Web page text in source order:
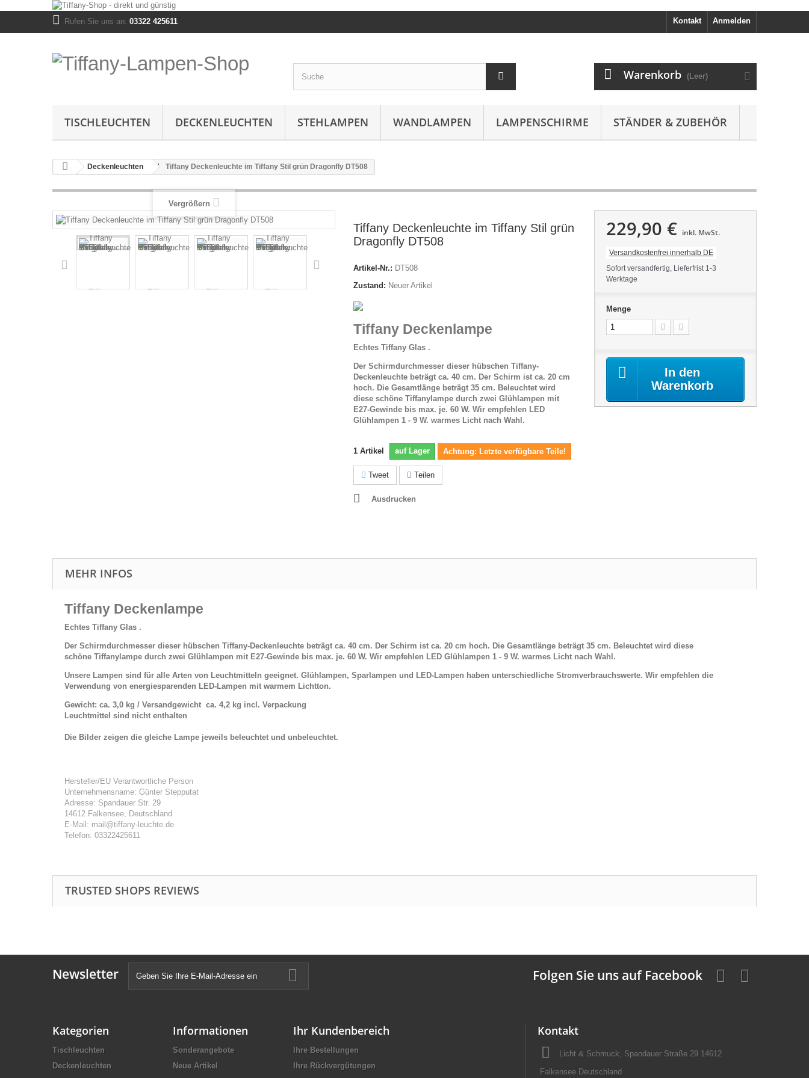
Anmelden
Kontakt
Rufen Sie uns an: 03322 425611
Warenkorb (Leer)
TISCHLEUCHTEN DECKENLEUCHTEN STEHLAMPEN WANDLAMPEN LAMPENSCHIRME STÄNDER & ZUBEHÖR
Deckenleuchten Tiffany Deckenleuchte im Tiffany Stil grün Dragonfly DT508
Vergrößern
Tiffany Deckenleuchte im Tiffany Stil grün
Dragonfly DT508
Artikel-Nr.: DT508
Zustand: Neuer Artikel
Tiffany Deckenlampe
Echtes Tiffany Glas .
Der Schirmdurchmesser dieser hübschen Tiffany-
Deckenleuchte beträgt ca. 40 cm. Der Schirm ist ca. 20 cm
hoch. Die Gesamtlänge beträgt 35 cm. Beleuchtet wird
diese schöne Tiffanylampe durch zwei Glühlampen mit
E27-Gewinde bis max. je. 60 W. Wir empfehlen LED
Glühlampen 1 - 9 W. warmes Licht nach Wahl.
1 Artikel auf Lager Achtung: Letzte verfügbare Teile!
Tweet Teilen
Ausdrucken
229,90 € inkl. MwSt.
Versandkostenfrei innerhalb DE
Sofort versandfertig, Lieferfrist 1-3
Werktage
Menge
In den
Warenkorb
MEHR INFOS
Tiffany Deckenlampe
Echtes Tiffany Glas .
Der Schirmdurchmesser dieser hübschen Tiffany-Deckenleuchte beträgt ca. 40 cm. Der Schirm ist ca. 20 cm hoch. Die Gesamtlänge beträgt 35 cm. Beleuchtet wird diese
schöne Tiffanylampe durch zwei Glühlampen mit E27-Gewinde bis max. je. 60 W. Wir empfehlen LED Glühlampen 1 - 9 W. warmes Licht nach Wahl.
Unsere Lampen sind für alle Arten von Leuchtmitteln geeignet. Glühlampen, Sparlampen und LED-Lampen haben unterschiedliche Stromverbrauchswerte. Wir empfehlen die
Verwendung von energiesparenden LED-Lampen mit warmem Lichtton.
Gewicht: ca. 3,0 kg / Versandgewicht ca. 4,2 kg incl. Verpackung
Leuchtmittel sind nicht enthalten
Die Bilder zeigen die gleiche Lampe jeweils beleuchtet und unbeleuchtet.
Hersteller/EU Verantwortliche Person
Unternehmensname: Günter Stepputat
Adresse: Spandauer Str. 29
14612 Falkensee, Deutschland
E-Mail: mail@tiffany-leuchte.de
Telefon: 03322425611
TRUSTED SHOPS REVIEWS
Newsletter Folgen Sie uns auf Facebook
Kategorien
Tischleuchten
Deckenleuchten
Informationen
Sonderangebote
Neue Artikel
Ihr Kundenbereich
Ihre Bestellungen
Ihre Rückvergütungen
Kontakt
Licht & Schmuck, Spandauer Straße 29 14612
Falkensee Deutschland